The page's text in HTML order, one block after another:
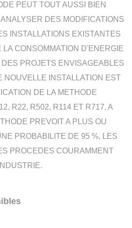
PEUT TOUT AUSSI BIEN
DES MODIFICATIONS
INSTALLATIONS EXISTANTES
CONSOMMATION D'ENERGIE
PROJETS ENVISAGEABLES
NOUVELLE INSTALLATION EST
DE LA METHODE
R22, R502, R114 ET R717, A
PREVOIT A PLUS OU
PROBABILITE DE 95 %, LES
PROCEDES COURAMMENT